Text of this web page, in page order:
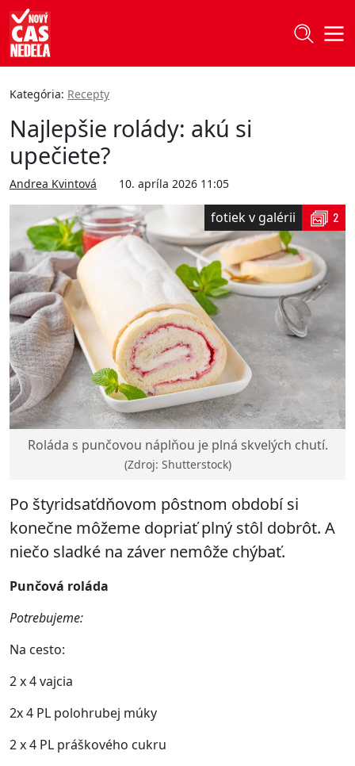
Kategória: Recepty
Najlepšie rolády: akú si
upečiete?
Andrea Kvintová 10. apríla 2026 11:05
fotiek v galérii 2
Roláda s punčovou náplňou je plná skvelých chutí.
(Zdroj: Shutterstock)
Po štyridsaťdňovom pôstnom období si
konečne môžeme dopriať plný stôl dobrôt. A
niečo sladké na záver nemôže chýbať.
Punčová roláda
Potrebujeme:
Na cesto:
2 x 4 vajcia
2x 4 PL polohrubej múky
2 x 4 PL práškového cukru